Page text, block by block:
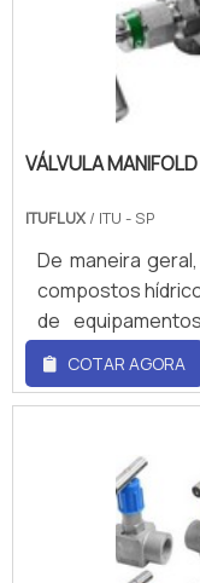
químicos e
areia e pó; -
VÁLVULA
ITUFLUX / ITU - SP
De maneira
compostos
de
cenário a válvula
um enorme
esse trabalho
parte dos
de líquidos,
processos
vedação.
COTAR AGORA